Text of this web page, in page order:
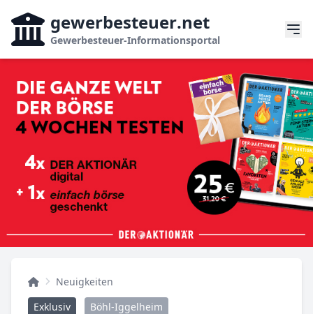
gewerbesteuer.net
Gewerbesteuer-Informationsportal
Neuigkeiten
Exklusiv
Böhl-Iggelheim